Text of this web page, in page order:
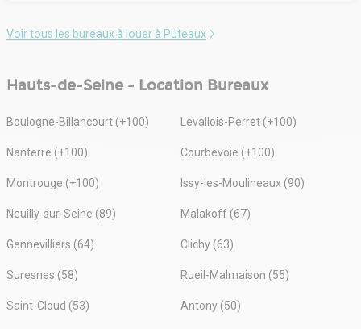
Voir tous les bureaux à louer à Puteaux
Hauts-de-Seine - Location Bureaux
Boulogne-Billancourt (+100) Levallois-Perret (+100)
Nanterre (+100) Courbevoie (+100)
Montrouge (+100) Issy-les-Moulineaux (90)
Neuilly-sur-Seine (89) Malakoff (67)
Gennevilliers (64) Clichy (63)
Suresnes (58) Rueil-Malmaison (55)
Saint-Cloud (53) Antony (50)